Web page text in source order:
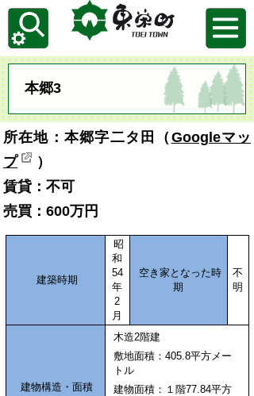
本郷3
所在地：本郷字二タ田（ Googleマッ
プ
）
賃貸 ： 不可
売買 ：600万円
建築時期
昭
和
54
年
2
月
空き家となった時
期
不
明
建物構造・面積
木造2階建
敷地面積：405.8平方メー
トル
建物面積：１階77.84平方